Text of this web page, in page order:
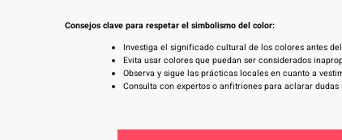
Consejos clave para respetar el simbolismo del color:
Investiga el significado cultural de los colores antes
Evita usar colores que puedan ser considerados
Observa y sigue las prácticas locales en cuanto a
Consulta con expertos o anfitriones para aclarar dudas